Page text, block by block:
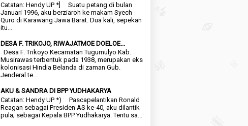
Catatan: Hendy UP *] Suatu petang di bulan
Januari 1996, aku berziaroh ke makam Syech
Quro di Karawang Jawa Barat. Dua kali, sepekan
itu...
DESA F. TRIKOJO, RIWAJATMOE DOELOE...
Desa F. Trikoyo Kecamatan Tugumulyo Kab.
Musirawas terbentuk pada 1938, merupakan eks
kolonisasi Hindia Belanda di zaman Gub.
Jenderal te...
AKU & SANDRA DI BPP YUDHAKARYA
Catatan: Hendy UP *) Pascapelantikan Ronald
Reagan sebagai Presiden AS ke-40, aku dilantik
pula; sebagai Kepala BPP Yudhakarya. Tentu sa...